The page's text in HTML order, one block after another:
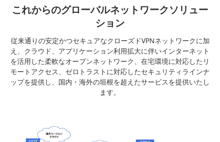
これからのグローバルネットワークソリュー
ション
従来通りの安定かつセキュアなクローズドVPNネットワークに加
え、クラウド、アプリケーション利用拡大に伴いインターネット
を活用した柔軟なオープンネットワーク、在宅環境に対応したリ
モートアクセス、ゼロトラストに対応したセキュリティラインナ
ップを提供し、国内・海外の垣根を超えたサービスを提供いたし
ます。